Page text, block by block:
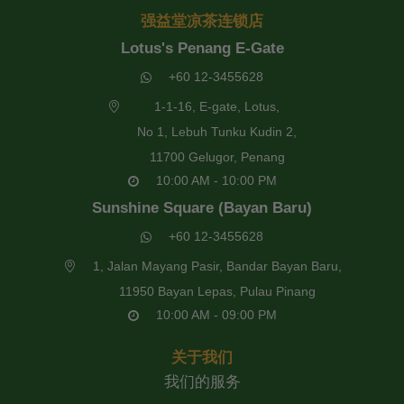
强益堂凉茶连锁店
Lotus's Penang E-Gate
+60 12-3455628
1-1-16, E-gate, Lotus,
No 1, Lebuh Tunku Kudin 2,
11700 Gelugor, Penang
10:00 AM - 10:00 PM
Sunshine Square (Bayan Baru)
+60 12-3455628
1, Jalan Mayang Pasir, Bandar Bayan Baru,
11950 Bayan Lepas, Pulau Pinang
10:00 AM - 09:00 PM
关于我们
我们的服务